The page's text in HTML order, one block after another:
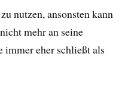
nutzen, ansonsten kann
mehr an seine
immer eher schließt als